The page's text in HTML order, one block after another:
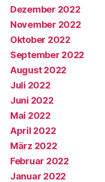
Dezember 2022
November 2022
Oktober 2022
September 2022
August 2022
Juli 2022
Juni 2022
Mai 2022
April 2022
März 2022
Februar 2022
Januar 2022